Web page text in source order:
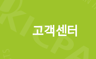
고객센터